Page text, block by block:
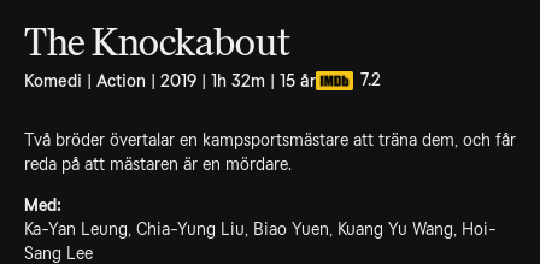
The Knockabout
Komedi | Action | 2019 | 1h 32m | 15 år 7.2
Två bröder övertalar en kampsportsmästare att träna dem, och får
reda på att mästaren är en mördare.
Med:
Ka-Yan Leung, Chia-Yung Liu, Biao Yuen, Kuang Yu Wang, Hoi-
Sang Lee